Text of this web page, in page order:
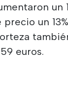
un
un
euros.